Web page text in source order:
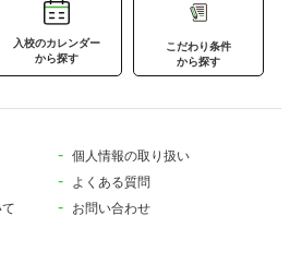
入校のカレンダー
から探す
こだわり条件
から探す
個人情報の取り扱い
よくある質問
お問い合わせ